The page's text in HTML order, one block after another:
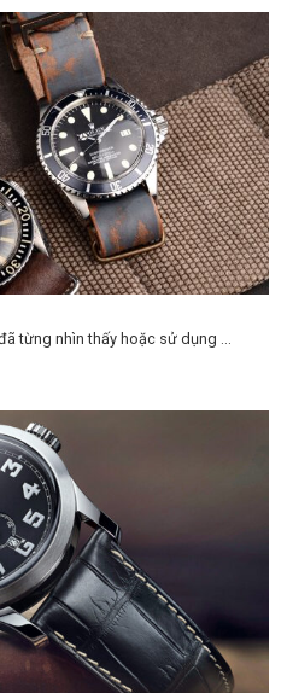
từng nhìn thấy hoặc sử dụng ...